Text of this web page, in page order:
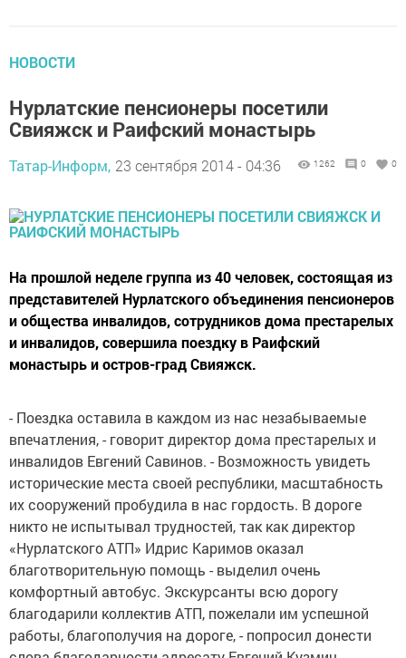
НОВОСТИ
Нурлатские пенсионеры посетили
Свияжск и Раифский монастырь
Татар-Информ, 23 сентября 2014 - 04:36 1262 0 0
На прошлой неделе группа из 40 человек, состоящая из
представителей Нурлатского объединения пенсионеров
и общества инвалидов, сотрудников дома престарелых
и инвалидов, совершила поездку в Раифский
монастырь и остров-град Свияжск.
- Поездка оставила в каждом из нас незабываемые
впечатления, - говорит директор дома престарелых и
инвалидов Евгений Савинов. - Возможность увидеть
исторические места своей республики, масштабность
их сооружений пробудила в нас гордость. В дороге
никто не испытывал трудностей, так как директор
«Нурлатского АТП» Идрис Каримов оказал
благотворительную помощь - выделил очень
комфортный автобус. Экскурсанты всю дорогу
благодарили коллектив АТП, пожелали им успешной
работы, благополучия на дороге, - попросил донести